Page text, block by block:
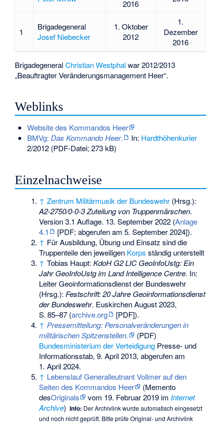
2016
1
Brigadegeneral
Josef Niebecker
1. Oktober
2012
1.
Dezember
2016
BrigadegeneralChristian Westphalwar 2012/2013
„Beauftragter Veränderungsmanagement Heer“.
Weblinks
Website des Kommandos Heer
BMVg: Das Kommando Heer. In: Hardthöhenkurier
2/2012 (PDF-Datei; 273 kB)
Einzelnachweise
↑ Zentrum Militärmusik der Bundeswehr (Hrsg.):
A2-2750/0-0-3 Zuteilung von Truppenmärschen.
Version 3.1 Auflage. 13. September 2022 (Anlage
4.1
[PDF; abgerufen am 5. September 2024]).
↑ Für Ausbildung, Übung und Einsatz sind die
Truppenteile den jeweiligen Korps ständig unterstellt
↑ Tobias Haupt:KdoH G2 LIC GeoInfoUstg: Ein
Jahr GeoInfoUstg im Land Intelligence Centre. In:
Leiter Geoinformationsdienst der Bundeswehr
(Hrsg.): Festschrift: 20 Jahre Geoinformationsdienst
der Bundeswehr. Euskirchen August 2023,
S.85–87 (archive.org
[PDF]).
↑ Pressemitteilung: Personalveränderungen in
militärischen Spitzenstellen.
(PDF)
Bundesministerium der Verteidigung Presse- und
Informationsstab, 9. April 2013, abgerufen am
1. April 2024.
↑ Lebenslauf Generalleutnant Vollmer auf den
Seiten des Kommandos Heer
(Memento
desOriginals vom 19. Februar 2019 im Internet
Archive) Info: Der Archivlink wurde automatisch eingesetzt
und noch nicht geprüft. Bitte prüfe Original- und Archivlink